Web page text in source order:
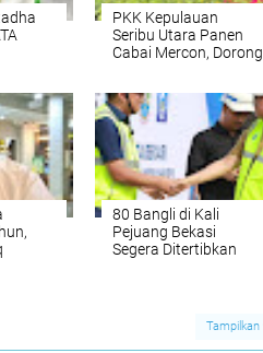
PKK Kepulauan
Seribu Utara Panen
Cabai Mercon, Dorong
80 Bangli di Kali
Pejuang Bekasi
Segera Ditertibkan
Tampilkan